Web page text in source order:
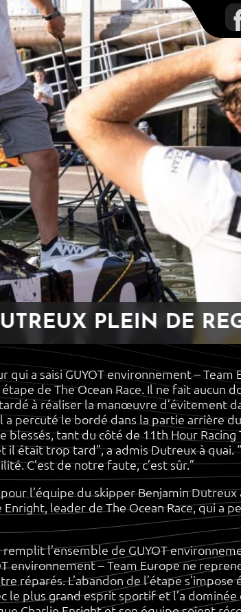
PLEIN DE
a saisi GUYOT environnement –
de The Ocean Race. Il ne fait aucun
à réaliser la manœuvre d’évitement
percuté le bordé dans la partie arrière
blessés, tant du côté de 11th Hour
il était trop tard”, a admis Dutreux à
C’est de notre faute, c’est sûr.”
l’équipe du skipper Benjamin
leader de The Ocean Race, qui a
l’ensemble de GUYOT
environnement – Team Europe ne
réparés. L’abandon de l’étape
le plus grand esprit sportif et l’a